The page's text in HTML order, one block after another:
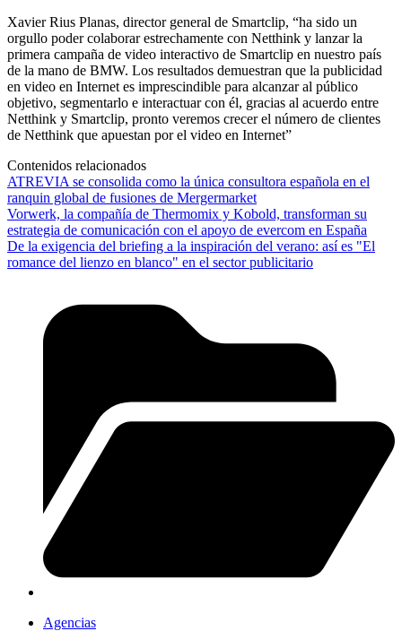
Xavier Rius Planas, director general de Smartclip, “ha sido un
orgullo poder colaborar estrechamente con Netthink y lanzar la
primera campaña de video interactivo de Smartclip en nuestro país
de la mano de BMW. Los resultados demuestran que la publicidad
en video en Internet es imprescindible para alcanzar al público
objetivo, segmentarlo e interactuar con él, gracias al acuerdo entre
Netthink y Smartclip, pronto veremos crecer el número de clientes
de Netthink que apuestan por el video en Internet”
Contenidos relacionados
ATREVIA se consolida como la única consultora española en el
ranquin global de fusiones de Mergermarket
Vorwerk, la compañía de Thermomix y Kobold, transforman su
estrategia de comunicación con el apoyo de evercom en España
De la exigencia del briefing a la inspiración del verano: así es "El
romance del lienzo en blanco" en el sector publicitario
Agencias